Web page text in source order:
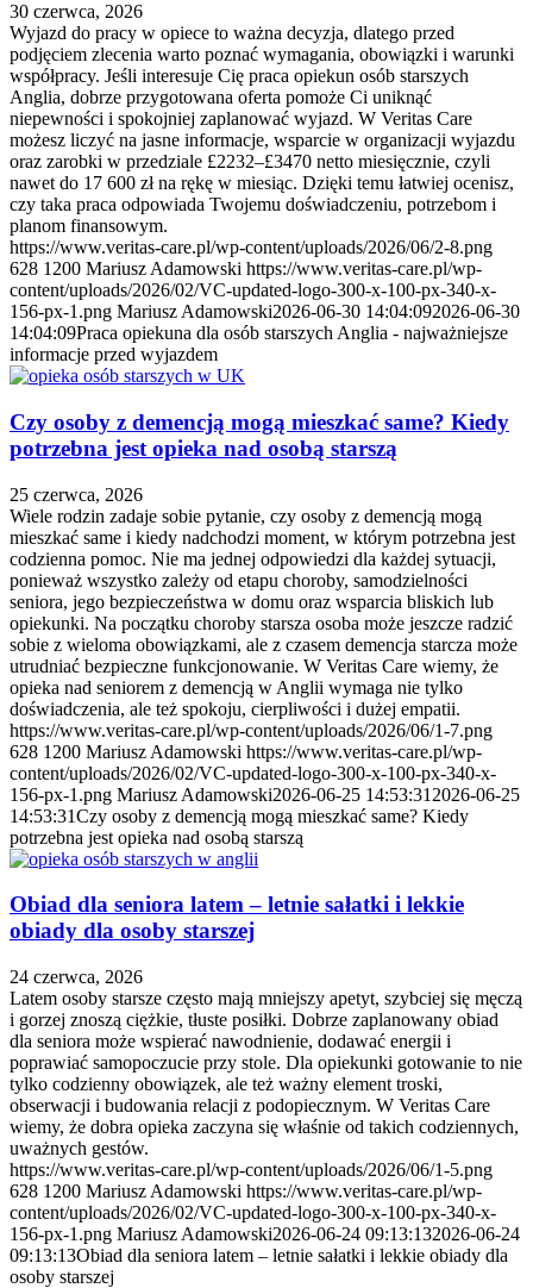
30 czerwca, 2026
Wyjazd do pracy w opiece to ważna decyzja, dlatego przed
podjęciem zlecenia warto poznać wymagania, obowiązki i warunki
współpracy. Jeśli interesuje Cię praca opiekun osób starszych
Anglia, dobrze przygotowana oferta pomoże Ci uniknąć
niepewności i spokojniej zaplanować wyjazd. W Veritas Care
możesz liczyć na jasne informacje, wsparcie w organizacji wyjazdu
oraz zarobki w przedziale £2232–£3470 netto miesięcznie, czyli
nawet do 17 600 zł na rękę w miesiąc. Dzięki temu łatwiej ocenisz,
czy taka praca odpowiada Twojemu doświadczeniu, potrzebom i
planom finansowym.
https://www.veritas-care.pl/wp-content/uploads/2026/06/2-8.png
628 1200 Mariusz Adamowski https://www.veritas-care.pl/wp-
content/uploads/2026/02/VC-updated-logo-300-x-100-px-340-x-
156-px-1.png Mariusz Adamowski2026-06-30 14:04:092026-06-30
14:04:09Praca opiekuna dla osób starszych Anglia - najważniejsze
informacje przed wyjazdem
Czy osoby z demencją mogą mieszkać same? Kiedy
potrzebna jest opieka nad osobą starszą
25 czerwca, 2026
Wiele rodzin zadaje sobie pytanie, czy osoby z demencją mogą
mieszkać same i kiedy nadchodzi moment, w którym potrzebna jest
codzienna pomoc. Nie ma jednej odpowiedzi dla każdej sytuacji,
ponieważ wszystko zależy od etapu choroby, samodzielności
seniora, jego bezpieczeństwa w domu oraz wsparcia bliskich lub
opiekunki. Na początku choroby starsza osoba może jeszcze radzić
sobie z wieloma obowiązkami, ale z czasem demencja starcza może
utrudniać bezpieczne funkcjonowanie. W Veritas Care wiemy, że
opieka nad seniorem z demencją w Anglii wymaga nie tylko
doświadczenia, ale też spokoju, cierpliwości i dużej empatii.
https://www.veritas-care.pl/wp-content/uploads/2026/06/1-7.png
628 1200 Mariusz Adamowski https://www.veritas-care.pl/wp-
content/uploads/2026/02/VC-updated-logo-300-x-100-px-340-x-
156-px-1.png Mariusz Adamowski2026-06-25 14:53:31 2026-06-25
14:53:31Czy osoby z demencją mogą mieszkać same? Kiedy
potrzebna jest opieka nad osobą starszą
Obiad dla seniora latem – letnie sałatki i lekkie
obiady dla osoby starszej
24 czerwca, 2026
Latem osoby starsze często mają mniejszy apetyt, szybciej się męczą
i gorzej znoszą ciężkie, tłuste posiłki. Dobrze zaplanowany obiad
dla seniora może wspierać nawodnienie, dodawać energii i
poprawiać samopoczucie przy stole. Dla opiekunki gotowanie to nie
tylko codzienny obowiązek, ale też ważny element troski,
obserwacji i budowania relacji z podopiecznym. W Veritas Care
wiemy, że dobra opieka zaczyna się właśnie od takich codziennych,
uważnych gestów.
https://www.veritas-care.pl/wp-content/uploads/2026/06/1-5.png
628 1200 Mariusz Adamowski https://www.veritas-care.pl/wp-
content/uploads/2026/02/VC-updated-logo-300-x-100-px-340-x-
156-px-1.png Mariusz Adamowski2026-06-24 09:13:132026-06-24
09:13:13Obiad dla seniora latem – letnie sałatki i lekkie obiady dla
osoby starszej